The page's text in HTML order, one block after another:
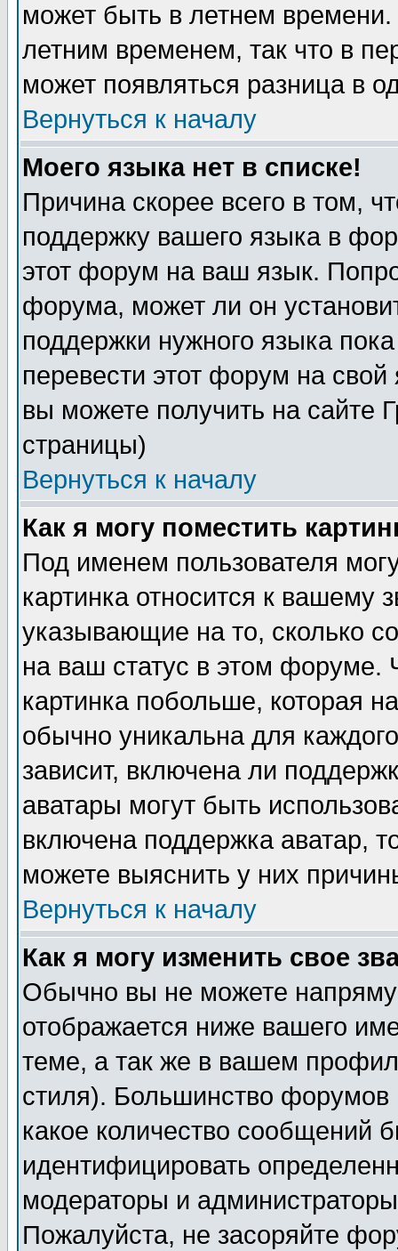
может быть в летнем
летним временем, так что в
может появляться разница в
Вернуться к началу
Моего языка нет в списке!
Причина скорее всего в том,
поддержку вашего языка в
этот форум на ваш язык.
форума, может ли он
поддержки нужного языка
перевести этот форум на
вы можете получить на сайте
страницы)
Вернуться к началу
Как я могу поместить
Под именем пользователя
картинка относится к вашему
указывающие на то, сколько
на ваш статус в этом форуме.
картинка побольше, которая
обычно уникальна для
зависит, включена ли
аватары могут быть
включена поддержка аватар,
можете выяснить у них
Вернуться к началу
Как я могу изменить свое
Обычно вы не можете
отображается ниже вашего
теме, а так же в вашем
стиля). Большинство форумов
какое количество сообщений
идентифицировать
модераторы и
Пожалуйста, не засоряйте